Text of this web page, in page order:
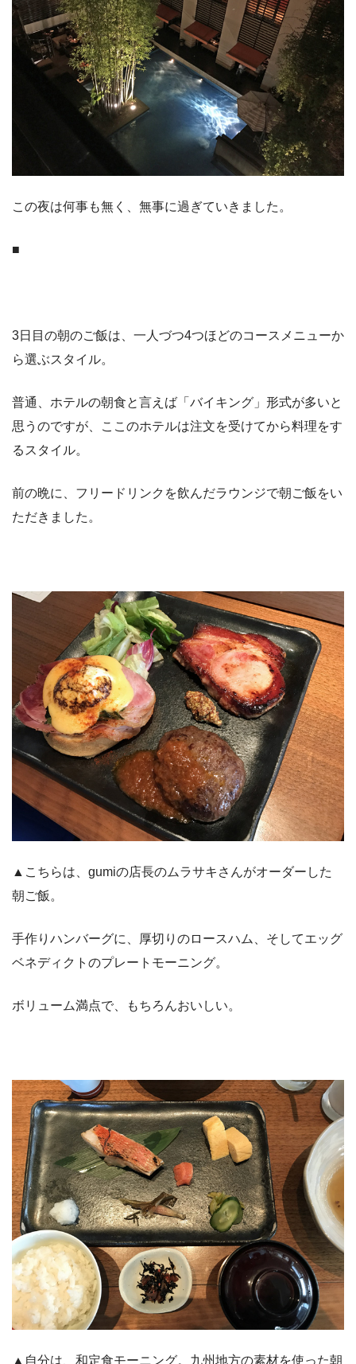
この夜は何事も無く、無事に過ぎていきました。
■
3日目の朝のご飯は、一人づつ4つほどのコースメニューか
ら選ぶスタイル。
普通、ホテルの朝食と言えば「バイキング」形式が多いと
思うのですが、ここのホテルは注文を受けてから料理をす
るスタイル。
前の晩に、フリードリンクを飲んだラウンジで朝ご飯をい
ただきました。
▲こちらは、gumiの店長のムラサキさんがオーダーした
朝ご飯。
手作りハンバーグに、厚切りのロースハム、そしてエッグ
ベネディクトのプレートモーニング。
ボリューム満点で、もちろんおいしい。
▲自分は、和定食モーニング。九州地方の素材を使った朝